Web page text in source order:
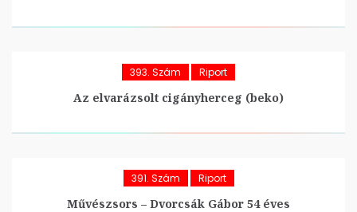
393. Szám Riport
Az elvarázsolt cigányherceg (beko)
391. Szám Riport
Művészsors – Dvorcsák Gábor 54 éves